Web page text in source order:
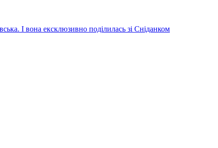
І вона ексклюзивно поділилась зі Сніданком